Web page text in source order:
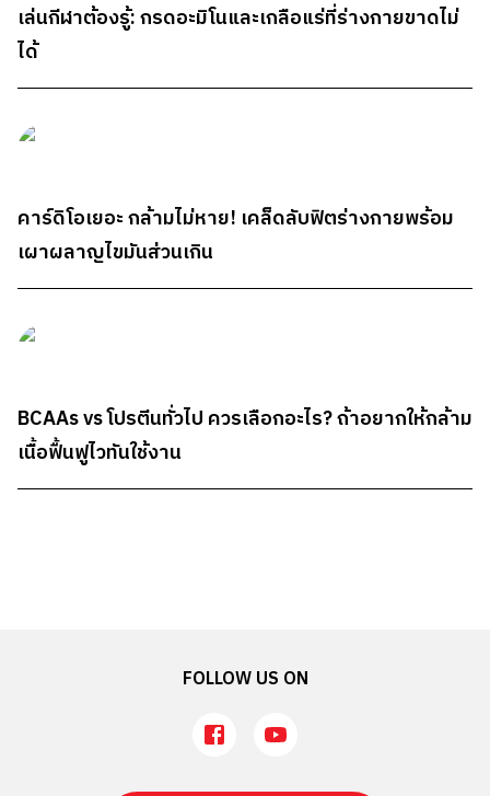
เล่นกีฬาต้องรู้: กรดอะมิโนและเกลือแร่ที่ร่างกายขาดไม่
ได้
คาร์ดิโอเยอะ กล้ามไม่หาย! เคล็ดลับฟิตร่างกายพร้อม
เผาผลาญไขมันส่วนเกิน
BCAAs vs โปรตีนทั่วไป ควรเลือกอะไร? ถ้าอยากให้กล้าม
เนื้อฟื้นฟูไวทันใช้งาน
FOLLOW US ON